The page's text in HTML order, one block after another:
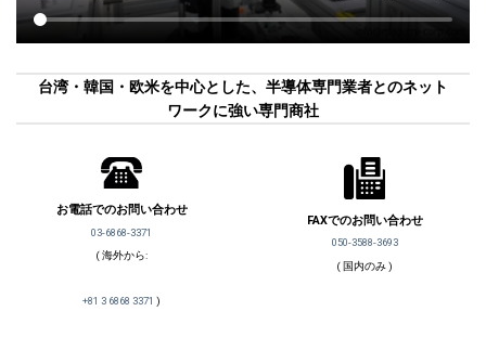
台湾・韓国・欧米を中心とした、半導体専門業者とのネット
ワークに強い専門商社
お電話でのお問い合わせ
03-6868-3371
( 海外から:
+81 3 6868 3371 )
FAXでのお問い合わせ
050-3588-3693
( 国内のみ )